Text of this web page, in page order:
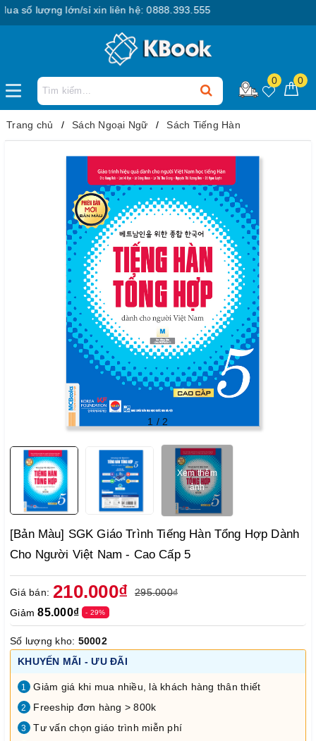
số lượng lớn/sỉ xin liên hệ: 0888.393.555
0 0
Trang chủ Sách Ngoại Ngữ Sách Tiếng Hàn
1 / 2
Xem thêm
ảnh
[Bản Màu] SGK Giáo Trình Tiếng Hàn Tổng Hợp Dành
Cho Người Việt Nam - Cao Cấp 5
Giá bán: 210.000₫
295.000₫
Giảm85.000₫ - 29%
Số lượng kho: 50002
KHUYẾN MÃI - ƯU ĐÃI
1 Giảm giá khi mua nhiều, là khách hàng thân thiết
2 Freeship đơn hàng > 800k
3 Tư vấn chọn giáo trình miễn phí